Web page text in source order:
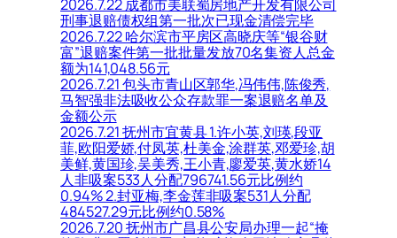
2026.7.22 成都市美联蜀房地产开发有限公司
刑事退赔债权组第一批次已现金清偿完毕
2026.7.22 哈尔滨市平房区高晓庆等“银谷财
富”退赔案件第一批批量发放70名集资人总金
额为141,048.56元
2026.7.21 包头市青山区郭华,冯伟伟,陈俊秀,
马智强非法吸收公众存款罪一案退赔名单及
金额公示
2026.7.21 抚州市宜黄县 1.许小英,刘瑛,段亚
菲,欧阳爱娇,付凤英,杜美金,涂群英,邓爱珍,胡
美鲜,黄国珍,吴美秀,王小青,廖爱英,黄水娇14
人非吸案533人分配796741.56元比例约
0.94% 2.封亚梅,李金莲非吸案531人分配
484527.29元比例约0.58%
2026.7.20 抚州市广昌县公安局办理一起“掩